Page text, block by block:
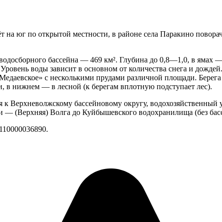
юг по открытой местности, в районе села Паракино
бассейна — 469 км². Глубина до 0,8—1,0, в ямах
воды зависит в основном от количества снега и
с несколькими прудами различной площади.
в нижнем — в лесной (к берегам вплотную подступает лес).
Верхневолжскому бассейновому округу,
(Верхняя) Волга до Куйбышевского водохранилища (без